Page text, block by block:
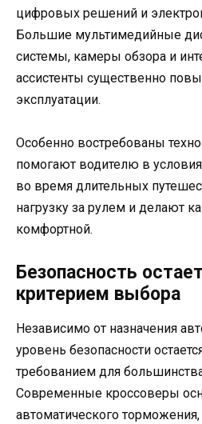
цифровых решений и
Большие мультимедийные
системы, камеры обзора и
ассистенты существенно
эксплуатации.
Особенно востребованы
помогают водителю в
во время длительных
нагрузку за рулем и делают
комфортной.
Безопасность
критерием выбора
Независимо от назначения
уровень безопасности
требованием для
Современные кроссоверы
автоматического